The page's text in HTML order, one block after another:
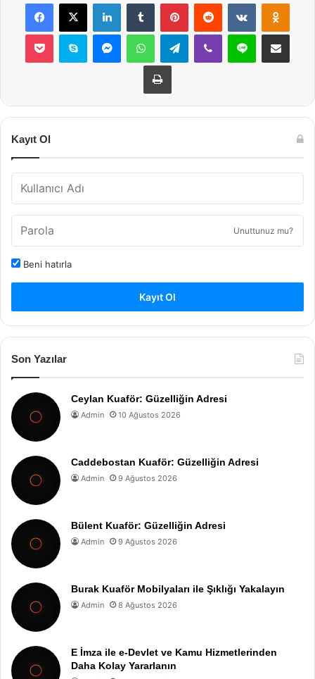
Facebook
X LinkedInTumblr PinterestReddit VKontakte
Pocket Skype MessengerWhatsAppTelegramViber Line E-Posta ile
Yazdır
Kayıt Ol
Unuttunuz mu?
Beni hatırla
Kayıt Ol
Son Yazılar
Ceylan Kuaför: Güzelliğin Adresi
Admin 10 Ağustos 2026
Caddebostan Kuaför: Güzelliğin Adresi
Admin 9 Ağustos 2026
Bülent Kuaför: Güzelliğin Adresi
Admin 9 Ağustos 2026
Burak Kuaför Mobilyaları ile Şıklığı Yakalayın
Admin 8 Ağustos 2026
E İmza ile e-Devlet ve Kamu Hizmetlerinden
Daha Kolay Yararlanın